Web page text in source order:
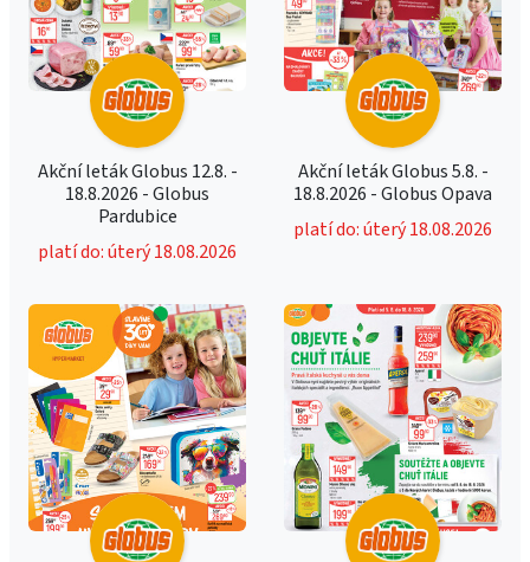
Akční leták Globus 12.8. -
18.8.2026 - Globus
Pardubice
platí do: úterý 18.08.2026
Akční leták Globus 5.8. -
18.8.2026 - Globus Opava
platí do: úterý 18.08.2026